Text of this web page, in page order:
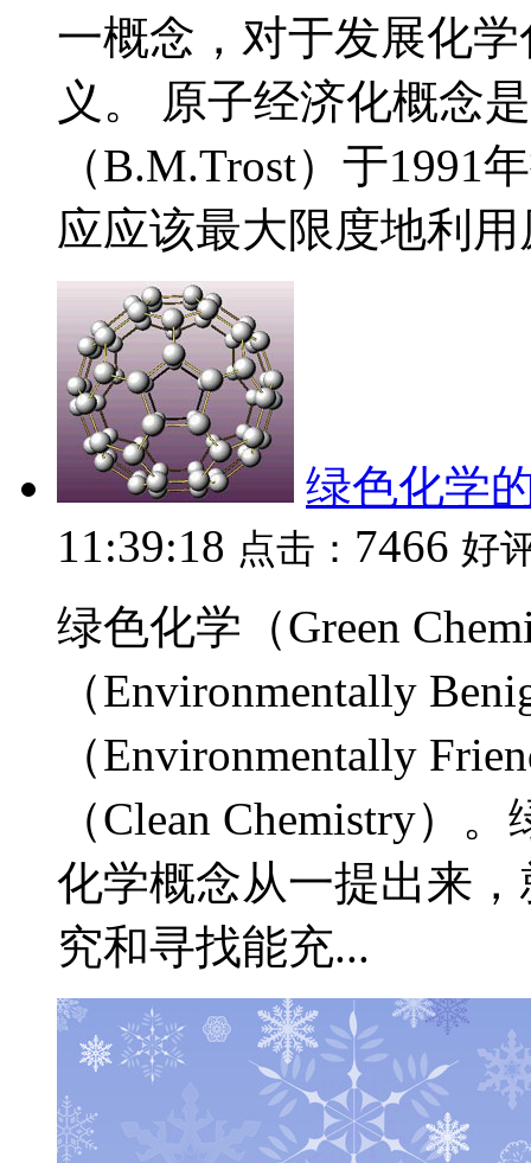
一概念，对于发展化
义。 原子经济化概念
（B.M.Trost）于1991
应应该最大限度地利
绿色化学
11:39:18 点击： 7466 好
绿色化学（Green
（Environmentally
（Environmentally
（Clean Chemistry）
化学概念从一提出来
究和寻找能充...